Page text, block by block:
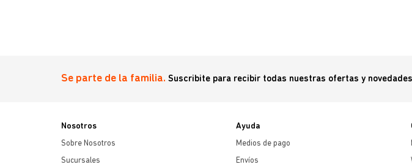
Se parte de la familia. Suscribite para recibir todas nuestras ofertas y novedades
Nosotros
Sobre Nosotros
Sucursales
Ayuda
Medios de pago
Envíos